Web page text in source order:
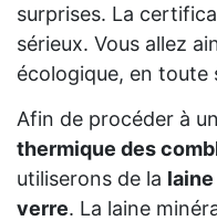
surprises. La
sérieux. Vous allez
écologique, en toute
Afin de procéder à
thermique des
utiliserons de la
verre. La laine